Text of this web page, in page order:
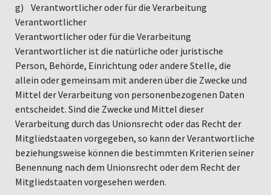
g) Verantwortlicher oder für die Verarbeitung
Verantwortlicher
Verantwortlicher oder für die Verarbeitung
Verantwortlicher ist die natürliche oder juristische
Person, Behörde, Einrichtung oder andere Stelle, die
allein oder gemeinsam mit anderen über die Zwecke und
Mittel der Verarbeitung von personenbezogenen Daten
entscheidet. Sind die Zwecke und Mittel dieser
Verarbeitung durch das Unionsrecht oder das Recht der
Mitgliedstaaten vorgegeben, so kann der Verantwortliche
beziehungsweise können die bestimmten Kriterien seiner
Benennung nach dem Unionsrecht oder dem Recht der
Mitgliedstaaten vorgesehen werden.